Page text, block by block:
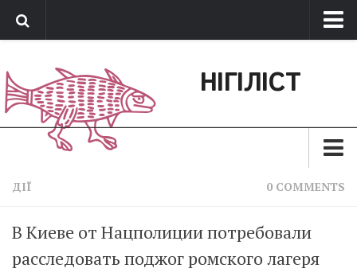
Обратная связь
Поддержать сайт
НІГІЛІСТ
Зараз
Позиція
Дії
ДІЇ 0 COMMENTS
В Киеве от Нацполиции потребовали
расследовать поджог ромского лагеря